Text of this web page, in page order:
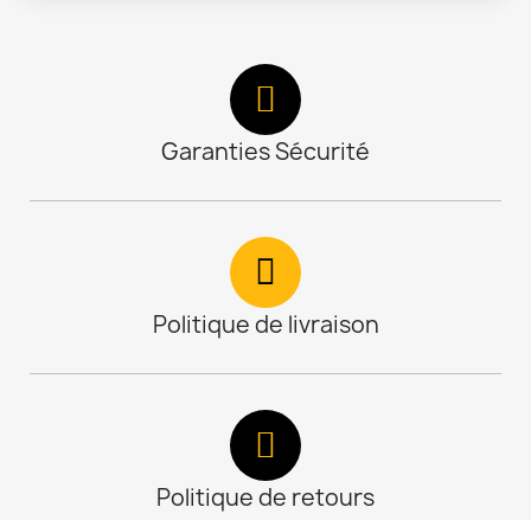
Garanties Sécurité
Politique de livraison
Politique de retours